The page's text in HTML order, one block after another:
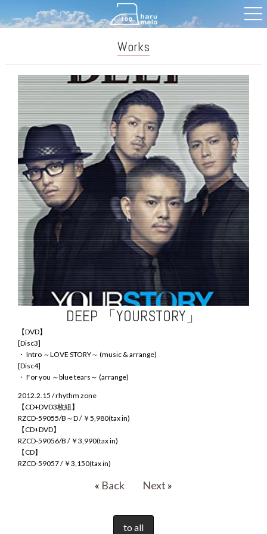
Works
DEEP 「YOURSTORY」
【DVD】
[Disc3]
・ Intro ～LOVE STORY～ (music & arrange)
[Disc4]
・ For you ～blue tears～ (arrange)
2012.2.15 / rhythm zone
【CD+DVD3枚組】
RZCD-59055/B～D / ￥5,980(tax in)
【CD+DVD】
RZCD-59056/B / ￥3,990(tax in)
【CD】
RZCD-59057 / ￥3,150(tax in)
« Back Next »
to all